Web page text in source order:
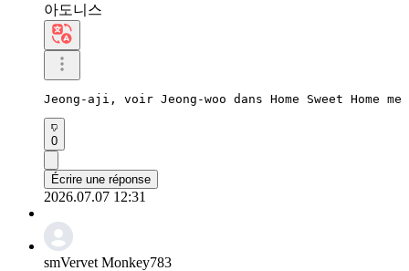
아도니스
Jeong-aji, voir Jeong-woo dans Home Sweet
0
Écrire une réponse
2026.07.07 12:31
smVervet Monkey783